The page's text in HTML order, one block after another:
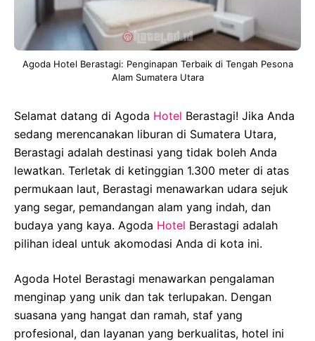
Agoda Hotel Berastagi: Penginapan Terbaik di Tengah Pesona
Alam Sumatera Utara
Selamat datang di Agoda Hotel Berastagi! Jika Anda
sedang merencanakan liburan di Sumatera Utara,
Berastagi adalah destinasi yang tidak boleh Anda
lewatkan. Terletak di ketinggian 1.300 meter di atas
permukaan laut, Berastagi menawarkan udara sejuk
yang segar, pemandangan alam yang indah, dan
budaya yang kaya. Agoda Hotel Berastagi adalah
pilihan ideal untuk akomodasi Anda di kota ini.
Agoda Hotel Berastagi menawarkan pengalaman
menginap yang unik dan tak terlupakan. Dengan
suasana yang hangat dan ramah, staf yang
profesional, dan layanan yang berkualitas, hotel ini